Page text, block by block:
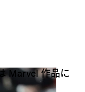
Marvel 作品に